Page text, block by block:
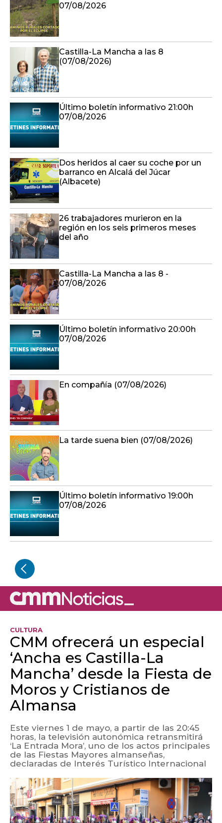
07/08/2026
Castilla-La Mancha a las 8
(07/08/2026)
Último boletín informativo 21:00h
07/08/2026
Dos heridos al caer su coche por un
barranco en Alcalá del Júcar
(Albacete)
26 trabajadores murieron en la
región en los seis primeros meses
del año
Castilla-La Mancha a las 8 -
07/08/2026
Último boletín informativo 20:00h
07/08/2026
En compañía (07/08/2026)
La tarde suena bien (07/08/2026)
Último boletín informativo 19:00h
07/08/2026
CULTURA
CMM ofrecerá un especial
‘Ancha es Castilla-La
Mancha’ desde la Fiesta de
Moros y Cristianos de
Almansa
Este viernes 1 de mayo, a partir de las 20:45
horas, la televisión autonómica retransmitirá
‘La Entrada Mora’, uno de los actos principales
de las Fiestas Mayores almanseñas,
declaradas de Interés Turístico Internacional